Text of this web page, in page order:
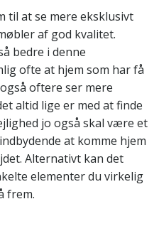
til at se mere eksklusivt
af god kvalitet.
bedre i denne
ofte at hjem som har få
oftere ser mere
altid lige er med at finde
jo også skal være et
at komme hjem
Alternativt kan det
elementer du virkelig
frem.